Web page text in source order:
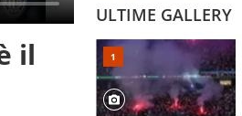
il
ULTIME GALLERY